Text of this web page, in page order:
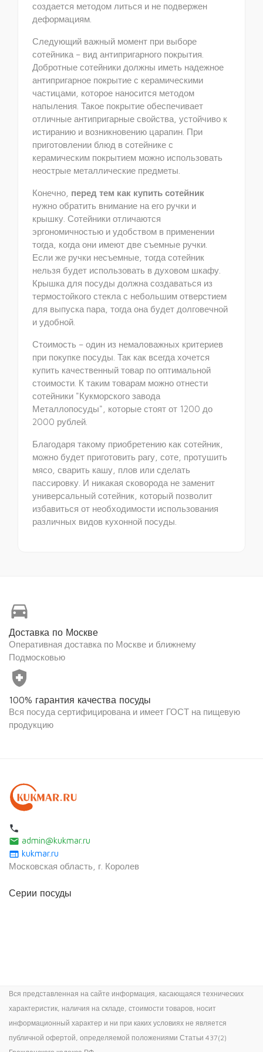
создается методом литься и не подвержен
деформациям.
Следующий важный момент при выборе
сотейника – вид антипригарного покрытия.
Добротные сотейники должны иметь надежное
антипригарное покрытие с керамическими
частицами, которое наносится методом
напыления. Такое покрытие обеспечивает
отличные антипригарные свойства, устойчиво к
истиранию и возникновению царапин. При
приготовлении блюд в сотейнике с
керамическим покрытием можно использовать
неострые металлические предметы.
Конечно, перед тем как купить сотейник
нужно обратить внимание на его ручки и
крышку. Сотейники отличаются
эргономичностью и удобством в применении
тогда, когда они имеют две съемные ручки.
Если же ручки несъемные, тогда сотейник
нельзя будет использовать в духовом шкафу.
Крышка для посуды должна создаваться из
термостойкого стекла с небольшим отверстием
для выпуска пара, тогда она будет долговечной
и удобной.
Стоимость – один из немаловажных критериев
при покупке посуды. Так как всегда хочется
купить качественный товар по оптимальной
стоимости. К таким товарам можно отнести
сотейники "Кукморского завода
Металлопосуды", которые стоят от 1200 до
2000 рублей.
Благодаря такому приобретению как сотейник,
можно будет приготовить рагу, соте, протушить
мясо, сварить кашу, плов или сделать
пассировку. И никакая сковорода не заменит
универсальный сотейник, который позволит
избавиться от необходимости использования
различных видов кухонной посуды.
directions_car
Доставка по Москве
Оперативная доставка по Москве и ближнему
Подмосковью
health_and_safety
100% гарантия качества посуды
Вся посуда сертифицирована и имеет ГОСТ на пищевую
продукцию
local_phone
email admin@kukmar.ru
web kukmar.ru
Московская область, г. Королев
Серии посуды
Вся представленная на сайте информация, касающаяся технических
характеристик, наличия на складе, стоимости товаров, носит
информационный характер и ни при каких условиях не является
публичной офертой, определяемой положениями Статьи 437(2)